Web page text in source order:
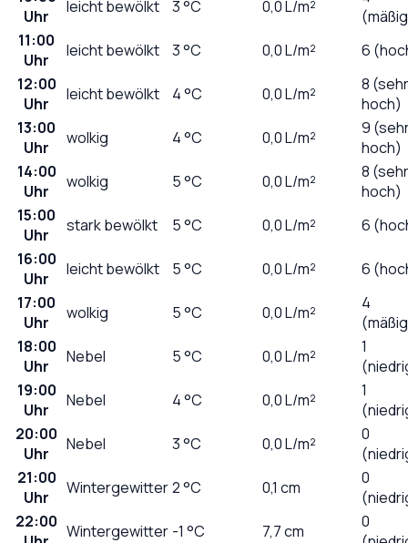
Uhr
leicht bewölkt 3°C 0,0L/m²
11:00
Uhr
leicht bewölkt 3°C 0,0L/m²
6
12:00
Uhr
leicht bewölkt 4°C 0,0L/m²
8 (sehr
hoch)
13:00
Uhr
wolkig 4°C 0,0L/m²
9
hoch)
14:00
Uhr
wolkig 5°C 0,0L/m²
8 (sehr
hoch)
15:00
Uhr
stark bewölkt 5°C 0,0L/m²
6
16:00
Uhr
leicht bewölkt 5°C 0,0L/m²
6
17:00
Uhr
wolkig 5°C 0,0L/m²
4
18:00
Uhr
Nebel 5°C 0,0L/m²
1
19:00
Uhr
Nebel 4°C 0,0L/m²
1
20:00
Uhr
Nebel 3°C 0,0L/m²
0
21:00
Uhr
Wintergewitter2°C 0,1 cm
0
22:00 Wintergewitter -1 °C 7,7cm
0